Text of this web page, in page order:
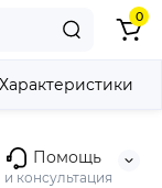
Помощь
и консультация
0
Характеристики